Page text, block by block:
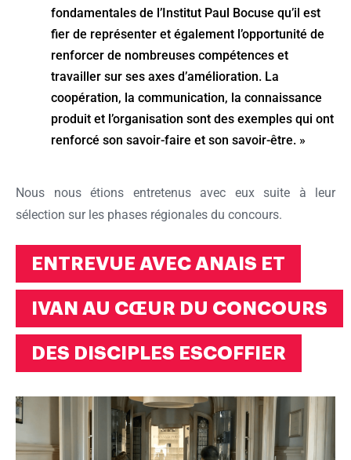
fondamentales de l’Institut Paul Bocuse qu’il est
fier de représenter et également l’opportunité de
renforcer de nombreuses compétences et
travailler sur ses axes d’amélioration. La
coopération, la communication, la connaissance
produit et l’organisation sont des exemples qui ont
renforcé son savoir-faire et son savoir-être. »
Nous nous étions entretenus avec eux suite à leur
sélection sur les phases régionales du concours.
ENTREVUE AVEC ANAIS ET
IVAN AU CŒUR DU CONCOURS
DES DISCIPLES ESCOFFIER